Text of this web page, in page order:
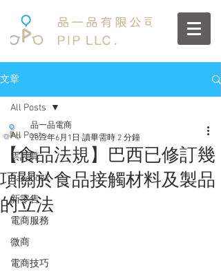
文章
All Posts
雲計算
Facebook
新零售
電商服務
微商
電商技巧
All Posts
【食品法規】巴西已修訂幾
項關於食品接觸材料及製品
的立法
品一品電商
2022年6月1日 讀畢需時 2 分鐘